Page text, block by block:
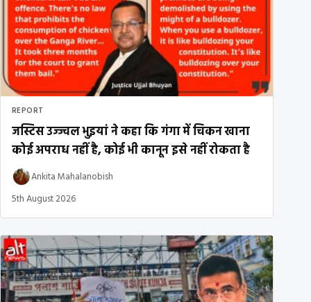
REPORT
जस्टिस उज्ज्वल भुइयां ने कहा कि गंगा में चिकन खाना
कोई अपराध नहीं है, कोई भी कानून इसे नहीं रोकता है
Ankita Mahalanobish
5th August 2026